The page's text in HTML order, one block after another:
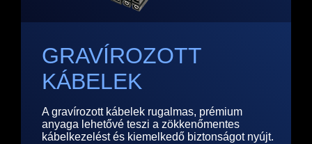
GRAVÍROZOTT
KÁBELEK
A gravírozott kábelek rugalmas, prémium
anyaga lehetővé teszi a zökkenőmentes
kábelkezelést és kiemelkedő biztonságot nyújt.